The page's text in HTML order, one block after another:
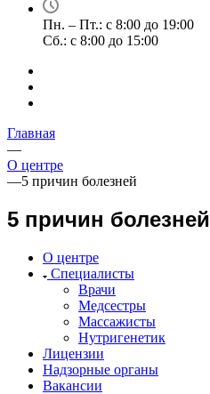
Пн. – Пт.: с 8:00 до 19:00
Сб.: с 8:00 до 15:00
Главная
—
О центре
—5 причин болезней
5 причин болезней
О центре
Специалисты
Врачи
Медсестры
Массажисты
Нутригенетик
Лицензии
Надзорные органы
Вакансии